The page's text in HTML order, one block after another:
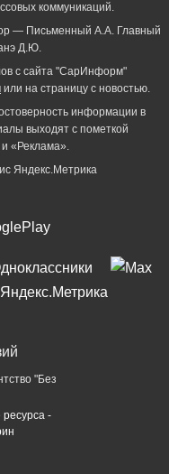
коммуникаций.
— Письменный А.А. Главный
Д.Ю.
с сайта "СарИнформ"
или на страницу с новостью.
информации в
выходят с пометкой
«Реклама».
Яндекс.Метрика
"Без
-